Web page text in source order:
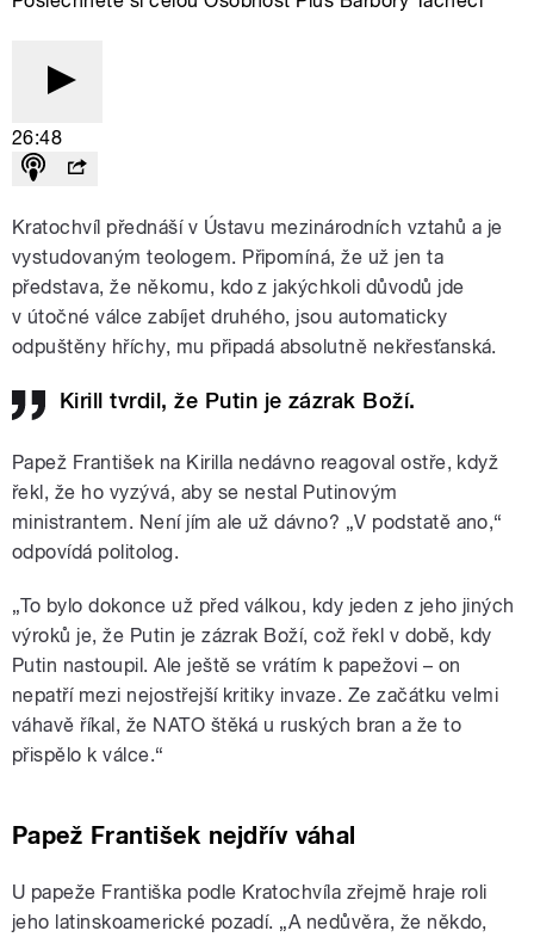
26:48
Kratochvíl přednáší v Ústavu mezinárodních vztahů a je
vystudovaným teologem. Připomíná, že už jen ta
představa, že někomu, kdo z jakýchkoli důvodů jde
v útočné válce zabíjet druhého, jsou automaticky
odpuštěny hříchy, mu připadá absolutně nekřesťanská.
Kirill tvrdil, že Putin je zázrak Boží.
Papež František na Kirilla nedávno reagoval ostře, když
řekl, že ho vyzývá, aby se nestal Putinovým
ministrantem. Není jím ale už dávno? „V podstatě ano,“
odpovídá politolog.
„To bylo dokonce už před válkou, kdy jeden z jeho jiných
výroků je, že Putin je zázrak Boží, což řekl v době, kdy
Putin nastoupil. Ale ještě se vrátím k papežovi – on
nepatří mezi nejostřejší kritiky invaze. Ze začátku velmi
váhavě říkal, že NATO štěká u ruských bran a že to
přispělo k válce.“
Papež František nejdřív váhal
U papeže Františka podle Kratochvíla zřejmě hraje roli
jeho latinskoamerické pozadí. „A nedůvěra, že někdo,